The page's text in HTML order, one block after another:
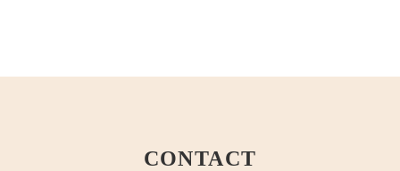
CONTACT